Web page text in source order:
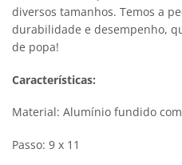
diversos tamanhos. Temos a
durabilidade e desempenho,
de popa!
Características:
Material: Alumínio fundido
Passo: 9 x 11